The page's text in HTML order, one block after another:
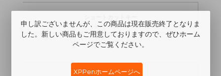
申し訳ございませんが、この商品は現在販売終了となりま
した。新しい商品もご用意しておりますので、ぜひホーム
ページでご覧ください。
XPPenホームページへ
4